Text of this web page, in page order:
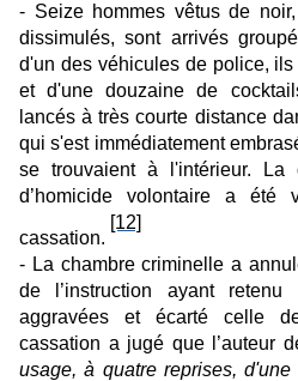
- Seize hommes vêtus de
dissimulés, sont arrivés
d'un des véhicules de police,
et d'une douzaine de
lancés à très courte distance
qui s'est immédiatement
se trouvaient à l'intérieur. La
d’homicide volontaire a
cassation.
[12]
- La chambre criminelle a
de l’instruction ayant retenu
aggravées et écarté celle
cassation a jugé que l’auteur
usage, à quatre reprises,